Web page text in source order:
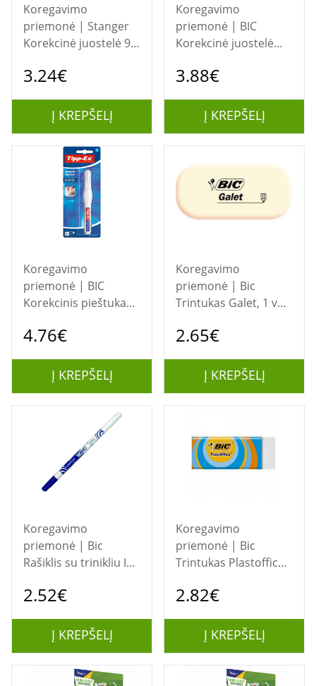
Koregavimo
priemonė | Stanger
Korekcinė juostelė 90
vnt. 18000101003
3.24€
Į KREPŠELĮ
Koregavimo
priemonė | BIC
Korekcinė juostelė
4,2mm x 12m,
3.88€
Į KREPŠELĮ
Koregavimo
priemonė | BIC
Korekcinis pieštukas
Squeeze 8 ml
4.76€
Į KREPŠELĮ
Koregavimo
priemonė | Bic
Trintukas Galet, 1 vnt.
2.65€
Į KREPŠELĮ
Koregavimo
priemonė | Bic
Rašiklis su trinikliu Ink
1 vnt. 784311
2.52€
Į KREPŠELĮ
Koregavimo
priemonė | Bic
Trintukas Plastoffice
2.82€
Į KREPŠELĮ